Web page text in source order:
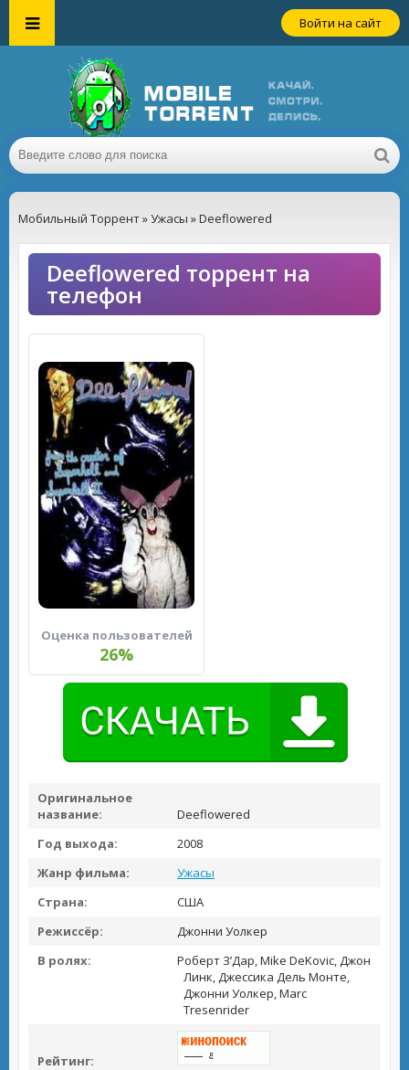
Войти на сайт
Мобильный Торрент»Ужасы » Deeflowered
Deeflowered торрент на
телефон
Оценка пользователей
26%
Оригинальное
название:
Deeflowered
Год выхода:
2008
Жанр фильма:
Ужасы
Страна:
США
Режиссёр:
Джонни Уолкер
В ролях:
Роберт З’Дар, Mike DeKovic, Джон
Линк, Джессика Дель Монте,
Джонни Уолкер, Marc
Tresenrider
Рейтинг: